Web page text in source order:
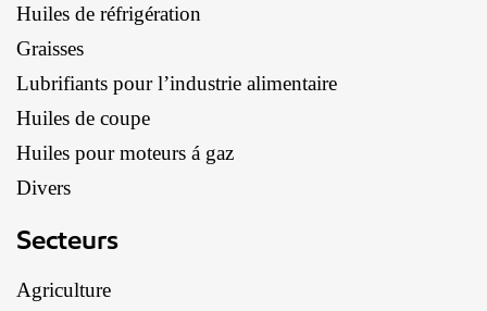
Huiles de réfrigération
Graisses
Lubrifiants pour l’industrie alimentaire
Huiles de coupe
Huiles pour moteurs á gaz
Divers
Secteurs
Agriculture